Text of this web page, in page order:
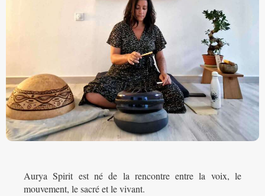
Aurya Spirit est né de la rencontre entre la voix, le
mouvement, le sacré et le vivant.